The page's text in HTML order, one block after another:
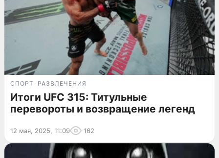
СПОРТ РАЗВЛЕЧЕНИЯ
Итоги UFC 315: Титульные
перевороты и возвращение легенд
12 мая, 2025, 11:09 162